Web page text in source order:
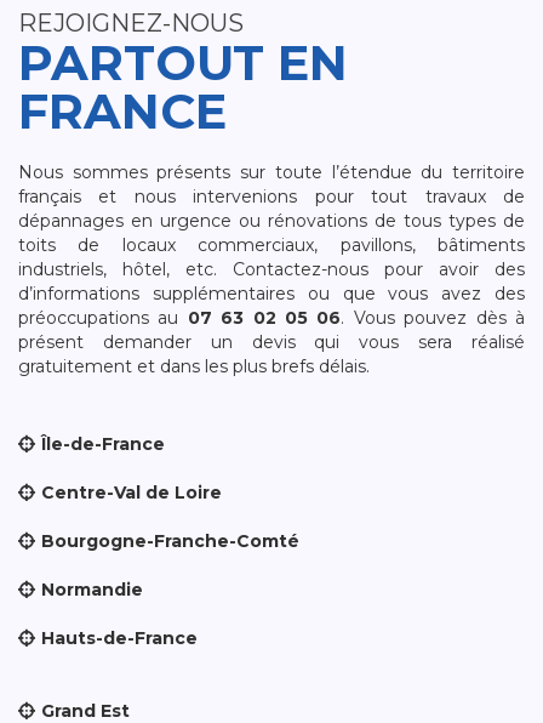
REJOIGNEZ-NOUS
PARTOUT EN
FRANCE
Nous sommes présents sur toute l’étendue du territoire
français et nous intervenions pour tout travaux de
dépannages en urgence ou rénovations de tous types de
toits de locaux commerciaux, pavillons, bâtiments
industriels, hôtel, etc. Contactez-nous pour avoir des
d’informations supplémentaires ou que vous avez des
préoccupations au 07 63 02 05 06. Vous pouvez dès à
présent demander un devis qui vous sera réalisé
gratuitement et dans les plus brefs délais.
Île-de-France
Centre-Val de Loire
Bourgogne-Franche-Comté
Normandie
Hauts-de-France
Grand Est